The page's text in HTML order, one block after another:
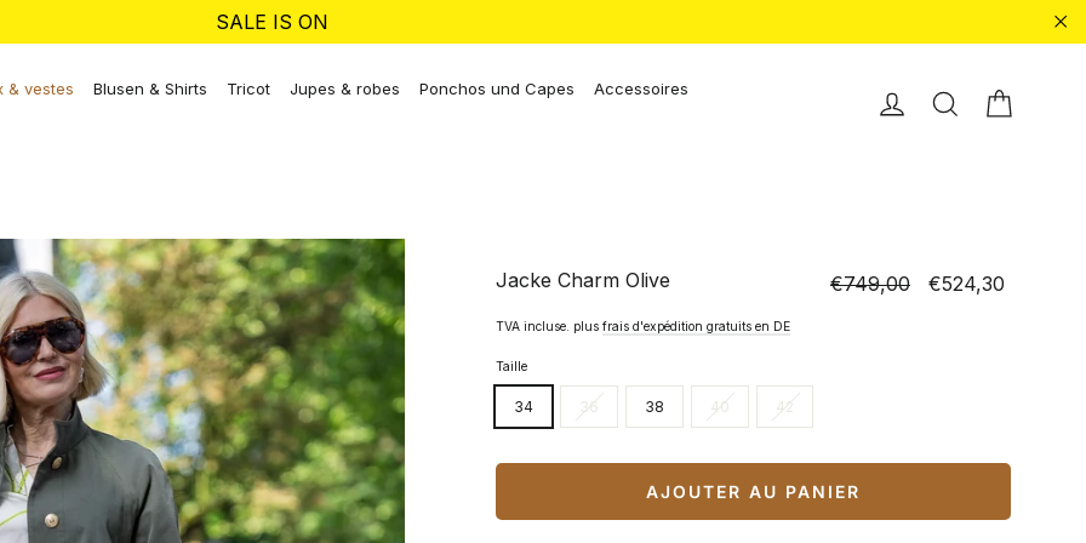
SALE IS ON
& vestes Blusen & Shirts Tricot Jupes & robes Ponchos und Capes
Accessoires
EinloggenRecherche
Jacke Charm Olive
Prix
€749,00
Prix
€524,30
TVA incluse. plus frais d'expédition gratuits en DE
Taille
34 36 38 40 42
AJOUTER AU PANIER